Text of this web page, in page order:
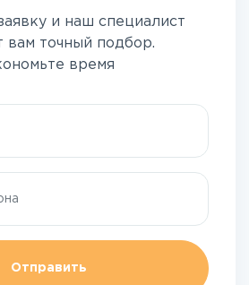
и наш специалист
вам точный подбор.
время
Отправить